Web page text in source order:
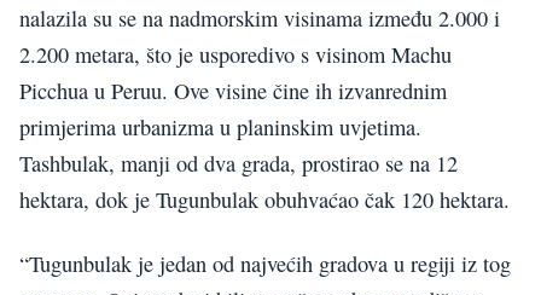
nalazila su se na nadmorskim visinama između 2.000 i
2.200 metara, što je usporedivo s visinom Machu
Picchua u Peruu. Ove visine čine ih izvanrednim
primjerima urbanizma u planinskim uvjetima.
Tashbulak, manji od dva grada, prostirao se na 12
hektara, dok je Tugunbulak obuhvaćao čak 120 hektara.
“Tugunbulak je jedan od najvećih gradova u regiji iz tog